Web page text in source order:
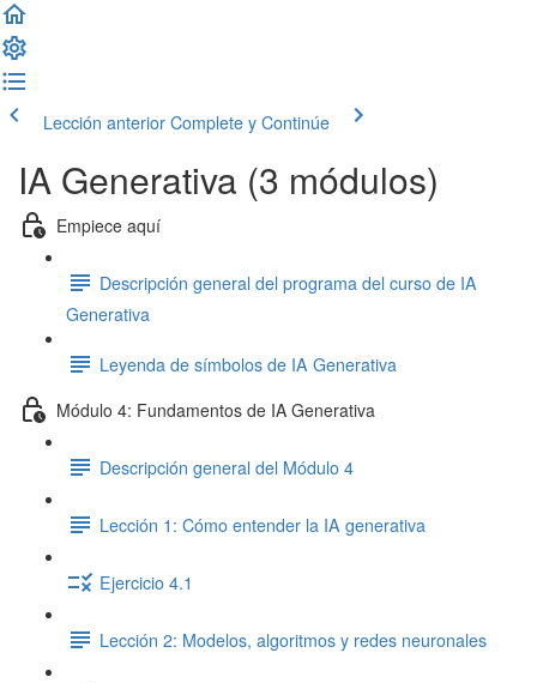
Lección anterior Complete y Continúe
IA Generativa (3 módulos)
Empiece aquí
Descripción general del programa del curso de IA
Generativa
Leyenda de símbolos de IA Generativa
Módulo 4: Fundamentos de IA Generativa
Descripción general del Módulo 4
Lección 1: Cómo entender la IA generativa
Ejercicio 4.1
Lección 2: Modelos, algoritmos y redes neuronales